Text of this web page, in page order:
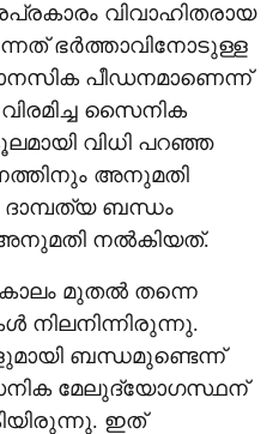
വിവാഹിതരായ
ഭർത്താവിനോടുള്ള
പീഡനമാണെന്ന്
സൈനിക
വിധി പറഞ്ഞ
അനുമതി
ദാമ്പത്യ ബന്ധം
അനുമതി നൽകിയത്.
മുതൽ തന്നെ
നിലനിന്നിരുന്നു.
ബന്ധമുണ്ടെന്ന്
മേലുദ്യോഗസ്ഥന്
ഇത്